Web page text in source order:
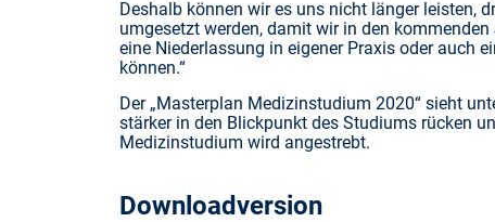
Deshalb können wir es uns nicht länger leisten,
umgesetzt werden, damit wir in den
eine Niederlassung in eigener Praxis oder auch
können.“
Der „Masterplan Medizinstudium 2020“ sieht
stärker in den Blickpunkt des Studiums rücken
Medizinstudium wird angestrebt.
Downloadversion